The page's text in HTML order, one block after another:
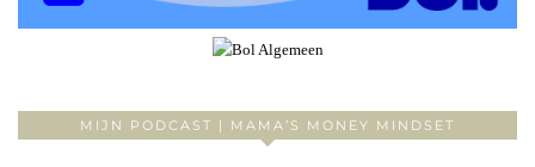
MIJN PODCAST | MAMA’S MONEY MINDSET